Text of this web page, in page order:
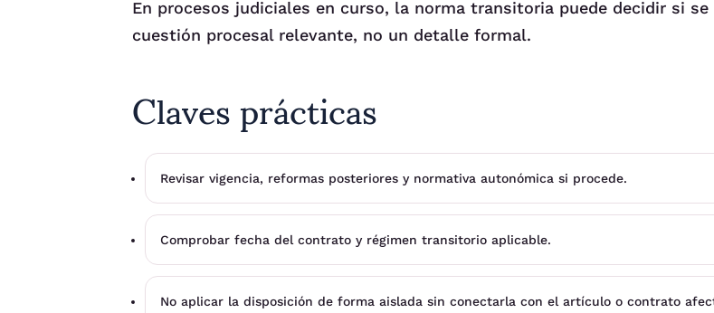
En procesos judiciales en curso, la norma transitoria puede decidir si
cuestión procesal relevante, no un detalle formal.
Claves prácticas
Revisar vigencia, reformas posteriores y normativa autonómica si procede.
Comprobar fecha del contrato y régimen transitorio aplicable.
No aplicar la disposición de forma aislada sin conectarla con el artículo o contrato